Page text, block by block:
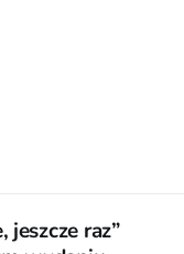
jeszcze raz”